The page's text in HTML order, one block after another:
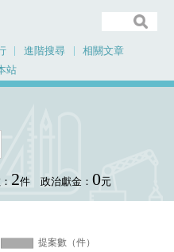
進階搜尋
相關文章
站
2件 政治獻金： 0元